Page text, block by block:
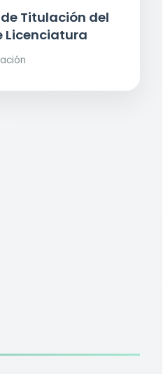
Titulación del
Licenciatura